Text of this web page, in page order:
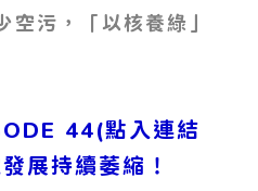
空污，「以核養綠」
44(點入連結
展持續萎縮！